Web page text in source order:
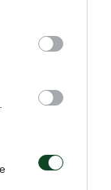
below Google